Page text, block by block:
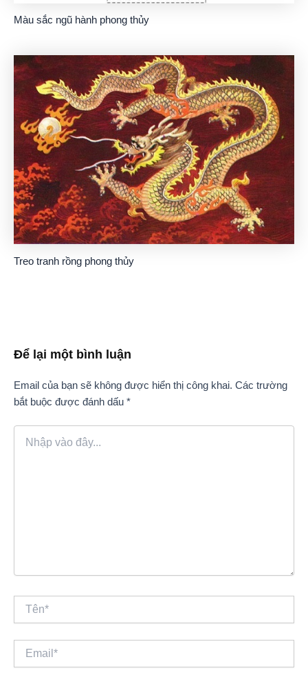
Màu sắc ngũ hành phong thủy
Treo tranh rồng phong thủy
Để lại một bình luận
Email của bạn sẽ không được hiển thị công khai. Các trường
bắt buộc được đánh dấu *
vào
Email*